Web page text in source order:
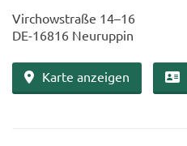
Virch­ow­stra­ße 14–16
DE-​16816 Neu­rup­pin
Karte an­zei­gen